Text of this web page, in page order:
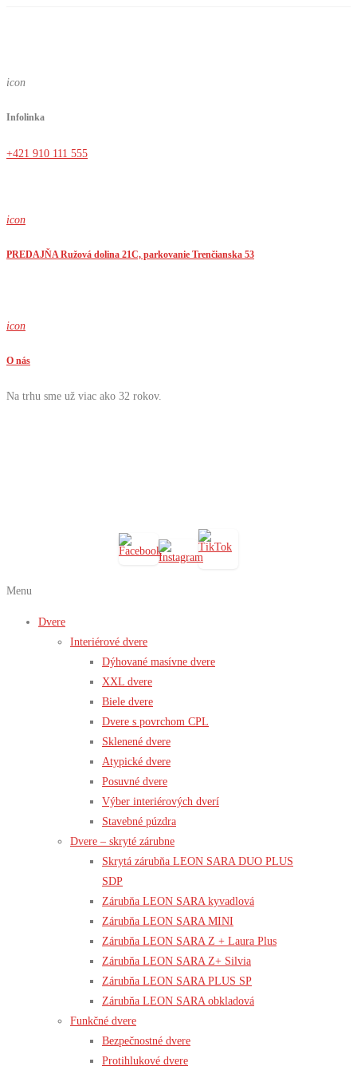
icon
Infolinka
+421 910 111 555
icon
PREDAJŇA Ružová dolina 21C, parkovanie Trenčianska 53
icon
O nás
Na trhu sme už viac ako 32 rokov.
Menu
Dvere
Interiérové dvere
Dýhované masívne dvere
XXL dvere
Biele dvere
Dvere s povrchom CPL
Sklenené dvere
Atypické dvere
Posuvné dvere
Výber interiérových dverí
Stavebné púzdra
Dvere – skryté zárubne
Skrytá zárubňa LEON SARA DUO PLUS
SDP
Zárubňa LEON SARA kyvadlová
Zárubňa LEON SARA MINI
Zárubňa LEON SARA Z + Laura Plus
Zárubňa LEON SARA Z+ Silvia
Zárubňa LEON SARA PLUS SP
Zárubňa LEON SARA obkladová
Funkčné dvere
Bezpečnostné dvere
Protihlukové dvere